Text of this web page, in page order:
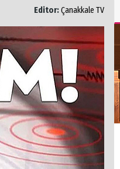
Editor:Çanakkale TV